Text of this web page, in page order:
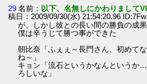
29 名前： 以下、名無しにかわりまして
稿日：2009/09/30(水) 21:54:20.96
が、しかし彼との長い間の勝負の成
僕は辛うじて勝つ事ができた
朝比奈「ふぇぇ～長門さん、初めて
ね～」
キョン「流石というかなんというか
ろしいな」